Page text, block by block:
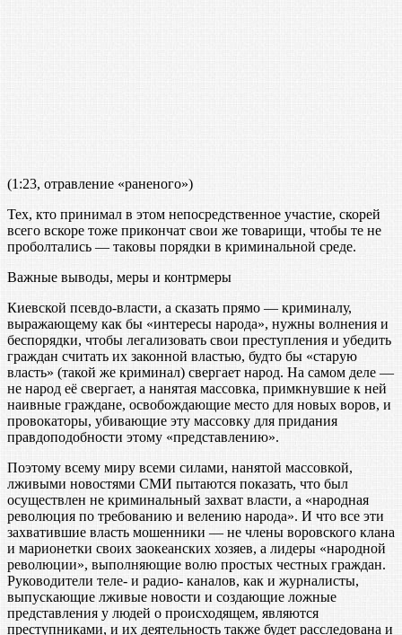
(1:23, отравление «раненого»)
Тех, кто принимал в этом непосредственное участие, скорей
всего вскоре тоже прикончат свои же товарищи, чтобы те не
проболтались — таковы порядки в криминальной среде.
Важные выводы, меры и контрмеры
Киевской псевдо-власти, а сказать прямо — криминалу,
выражающему как бы «интересы народа», нужны волнения и
беспорядки, чтобы легализовать свои преступления и убедить
граждан считать их законной властью, будто бы «старую
власть» (такой же криминал) свергает народ. На самом деле —
не народ её свергает, а нанятая массовка, примкнувшие к ней
наивные граждане, освобождающие место для новых воров, и
провокаторы, убивающие эту массовку для придания
правдоподобности этому «представлению».
Поэтому всему миру всеми силами, нанятой массовкой,
лживыми новостями СМИ пытаются показать, что был
осуществлен не криминальный захват власти, а «народная
революция по требованию и велению народа». И что все эти
захватившие власть мошенники — не члены воровского клана
и марионетки своих заокеанских хозяев, а лидеры «народной
революции», выполняющие волю простых честных граждан.
Руководители теле- и радио- каналов, как и журналисты,
выпускающие лживые новости и создающие ложные
представления у людей о происходящем, являются
преступниками, и их деятельность также будет расследована и